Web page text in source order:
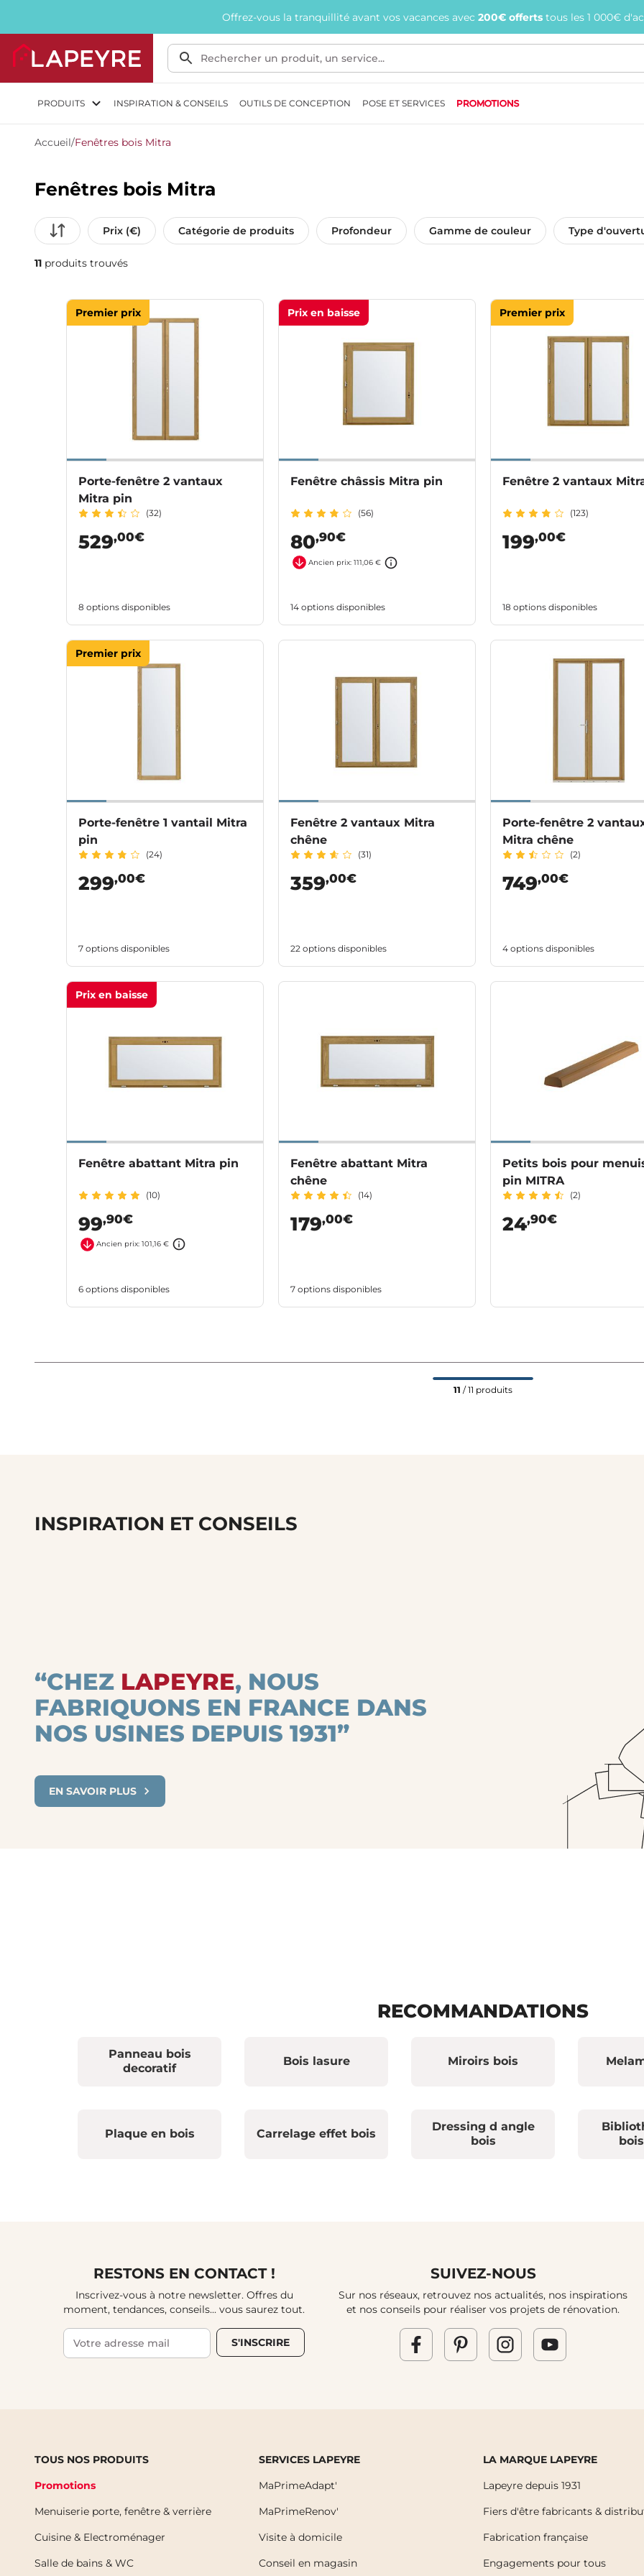
Offrez-vous la tranquillité avant vos vacances avec 200€ offerts tous les 1 000€
PRODUITS INSPIRATION & CONSEILS OUTILS DE CONCEPTION POSE ET SERVICES PROMOTIONS
Accueil/Fenêtres bois Mitra
Fenêtres bois Mitra
Prix (€) Catégorie de produits Profondeur Gamme de couleur Type
11 produits trouvés
Premier prix
Porte-fenêtre 2 vantaux
Mitra pin
(32)
529,00€
8 options disponibles
Prix en baisse
Fenêtre châssis Mitra pin
(56)
80,90€
Ancien prix: 111,06 €
14 options disponibles
Premier prix
Fenêtre 2 vantaux
(123)
199,00€
18 options disponibles
Premier prix
Porte-fenêtre 1 vantail Mitra
pin
(24)
299,00€
7 options disponibles
Fenêtre 2 vantaux Mitra
chêne
(31)
359,00€
22 options disponibles
Porte-fenêtre 2
Mitra chêne
(2)
749,00€
4 options disponibles
Prix en baisse
Fenêtre abattant Mitra pin
(10)
99,90€
Ancien prix: 101,16 €
6 options disponibles
Fenêtre abattant Mitra
chêne
(14)
179,00€
7 options disponibles
Petits bois pour
pin MITRA
(2)
24,90€
11 / 11 produits
INSPIRATION ET CONSEILS
“CHEZ LAPEYRE, NOUS
FABRIQUONS EN FRANCE DANS
NOS USINES DEPUIS 1931”
EN SAVOIR PLUS
RECOMMANDATIONS
Panneau bois
decoratif
Bois lasure Miroirs bois
Plaque en bois Carrelage effet bois
Dressing d angle
bois
RESTONS EN CONTACT !
Inscrivez-vous à notre newsletter. Offres du
moment, tendances, conseils... vous saurez tout.
S'INSCRIRE
SUIVEZ-NOUS
Sur nos réseaux, retrouvez nos actualités, nos inspirations
et nos conseils pour réaliser vos projets de rénovation.
TOUS NOS PRODUITS
Promotions
Menuiserie porte, fenêtre & verrière
Cuisine & Electroménager
Salle de bains & WC
SERVICES LAPEYRE
MaPrimeAdapt'
MaPrimeRenov'
Visite à domicile
Conseil en magasin
LA MARQUE LAPEYRE
Lapeyre depuis 1931
Fiers d'être fabricants &
Fabrication française
Engagements pour tous